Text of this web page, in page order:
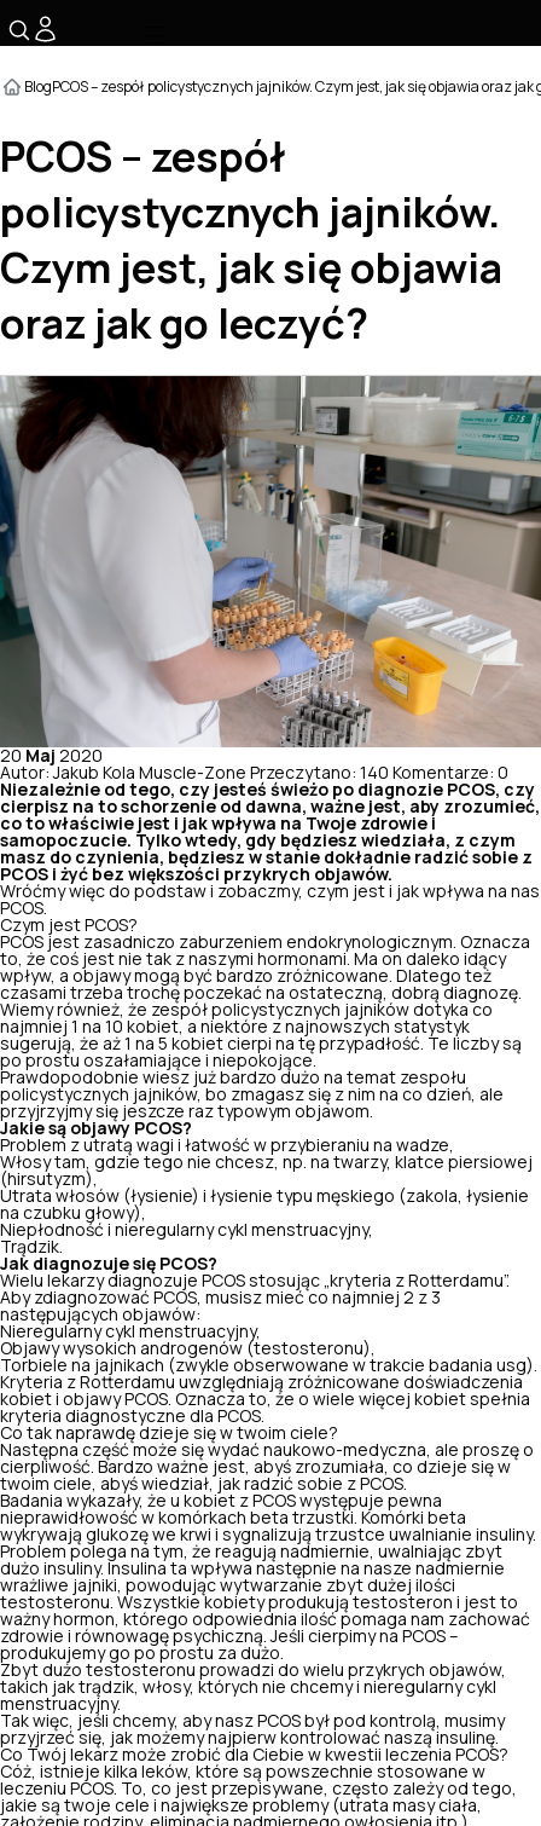
BlogPCOS – zespół policystycznych jajników. Czym jest, jak się objawia oraz jak
PCOS – zespół
policystycznych jajników.
Czym jest, jak się objawia
oraz jak go leczyć?
20 Maj 2020
Autor: Jakub Kola Muscle-Zone Przeczytano: 140 Komentarze: 0
Niezależnie od tego, czy jesteś świeżo po diagnozie PCOS, czy
cierpisz na to schorzenie od dawna, ważne jest, aby zrozumieć,
co to właściwie jest i jak wpływa na Twoje zdrowie i
samopoczucie. Tylko wtedy, gdy będziesz wiedziała, z czym
masz do czynienia, będziesz w stanie dokładnie radzić sobie z
PCOS i żyć bez większości przykrych objawów.
Wróćmy więc do podstaw i zobaczmy, czym jest i jak wpływa na nas
PCOS.
Czym jest PCOS?
PCOS jest zasadniczo zaburzeniem endokrynologicznym. Oznacza
to, że coś jest nie tak z naszymi hormonami. Ma on daleko idący
wpływ, a objawy mogą być bardzo zróżnicowane. Dlatego też
czasami trzeba trochę poczekać na ostateczną, dobrą diagnozę.
Wiemy również, że zespół policystycznych jajników dotyka co
najmniej 1 na 10 kobiet, a niektóre z najnowszych statystyk
sugerują, że aż 1 na 5 kobiet cierpi na tę przypadłość. Te liczby są
po prostu oszałamiające i niepokojące.
Prawdopodobnie wiesz już bardzo dużo na temat zespołu
policystycznych jajników, bo zmagasz się z nim na co dzień, ale
przyjrzyjmy się jeszcze raz typowym objawom.
Jakie są objawy PCOS?
Problem z utratą wagi i łatwość w przybieraniu na wadze,
Włosy tam, gdzie tego nie chcesz, np. na twarzy, klatce piersiowej
(hirsutyzm),
Utrata włosów (łysienie) i łysienie typu męskiego (zakola, łysienie
na czubku głowy),
Niepłodność i nieregularny cykl menstruacyjny,
Trądzik.
Jak diagnozuje się PCOS?
Wielu lekarzy diagnozuje PCOS stosując „kryteria z Rotterdamu”.
Aby zdiagnozować PCOS, musisz mieć co najmniej 2 z 3
następujących objawów:
Nieregularny cykl menstruacyjny,
Objawy wysokich androgenów (testosteronu),
Torbiele na jajnikach (zwykle obserwowane w trakcie badania usg).
Kryteria z Rotterdamu uwzględniają zróżnicowane doświadczenia
kobiet i objawy PCOS. Oznacza to, że o wiele więcej kobiet spełnia
kryteria diagnostyczne dla PCOS.
Co tak naprawdę dzieje się w twoim ciele?
Następna część może się wydać naukowo-medyczna, ale proszę o
cierpliwość. Bardzo ważne jest, abyś zrozumiała, co dzieje się w
twoim ciele, abyś wiedział, jak radzić sobie z PCOS.
Badania wykazały, że u kobiet z PCOS występuje pewna
nieprawidłowość w komórkach beta trzustki. Komórki beta
wykrywają glukozę we krwi i sygnalizują trzustce uwalnianie insuliny.
Problem polega na tym, że reagują nadmiernie, uwalniając zbyt
dużo insuliny. Insulina ta wpływa następnie na nasze nadmiernie
wrażliwe jajniki, powodując wytwarzanie zbyt dużej ilości
testosteronu. Wszystkie kobiety produkują testosteron i jest to
ważny hormon, którego odpowiednia ilość pomaga nam zachować
zdrowie i równowagę psychiczną. Jeśli cierpimy na PCOS –
produkujemy go po prostu za dużo.
Zbyt dużo testosteronu prowadzi do wielu przykrych objawów,
takich jak trądzik, włosy, których nie chcemy i nieregularny cykl
menstruacyjny.
Tak więc, jeśli chcemy, aby nasz PCOS był pod kontrolą, musimy
przyjrzeć się, jak możemy najpierw kontrolować naszą insulinę.
Co Twój lekarz może zrobić dla Ciebie w kwestii leczenia PCOS?
Cóż, istnieje kilka leków, które są powszechnie stosowane w
leczeniu PCOS. To, co jest przepisywane, często zależy od tego,
jakie są twoje cele i największe problemy (utrata masy ciała,
założenie rodziny, eliminacja nadmiernego owłosienia itp.).